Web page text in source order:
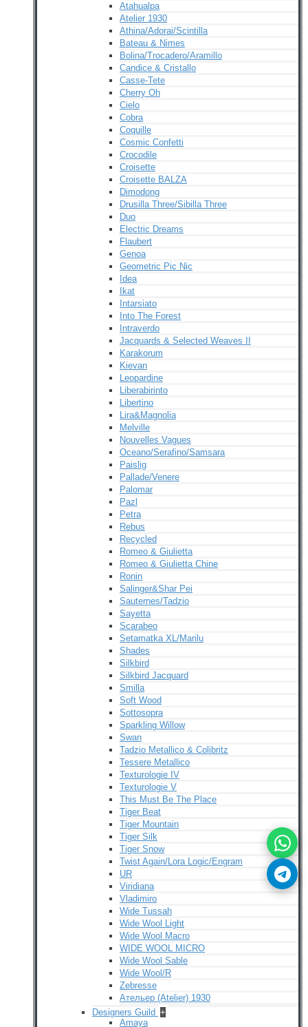
Atahualpa
Atelier 1930
Athina/Adorai/Scintilla
Bateau & Nimes
Bolina/Trocadero/Aramillo
Candice & Cristallo
Casse-Tete
Cherry Oh
Cielo
Cobra
Coquille
Cosmic Confetti
Crocodile
Croisette
Croisette BALZA
Dimodong
Drusilla Three/Sibilla Three
Duo
Electric Dreams
Flaubert
Genoa
Geometric Pic Nic
Idea
Ikat
Intarsiato
Into The Forest
Intraverdo
Jacquards & Selected Weaves II
Karakorum
Kievan
Leopardine
Liberabirinto
Libertino
Lira&Magnolia
Melville
Nouvelles Vagues
Oceano/Serafino/Samsara
Paislig
Pallade/Venere
Palomar
Pazl
Petra
Rebus
Recycled
Romeo & Giulietta
Romeo & Giulietta Chine
Ronin
Salinger&Shar Pei
Sauternes/Tadzio
Sayetta
Scarabeo
Setamatka XL/Marilu
Shades
Silkbird
Silkbird Jacquard
Smilla
Soft Wood
Sottosopra
Sparkling Willow
Swan
Tadzio Metallico & Colibritz
Tessere Metallico
Texturologie IV
Texturologie V
This Must Be The Place
Tiger Beat
Tiger Mountain
Tiger Silk
Tiger Snow
Twist Again/Lora Logic/Engram
UR
Viridiana
Vladimiro
Wide Tussah
Wide Wool Light
Wide Wool Macro
WIDE WOOL MICRO
Wide Wool Sable
Wide Wool/R
Zebresse
Ательер (Atelier) 1930
Designers Guild +
Amaya